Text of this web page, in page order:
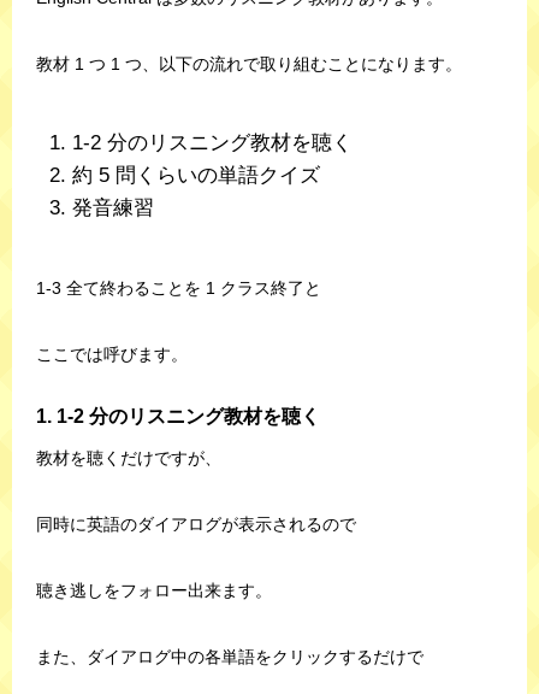
教材 1 つ 1 つ、以下の流れで取り組むことになります。
1-2 分のリスニング教材を聴く
約 5 問くらいの単語クイズ
発音練習
1-3 全て終わることを 1 クラス終了と
ここでは呼びます。
1. 1-2 分のリスニング教材を聴く
教材を聴くだけですが、
同時に英語のダイアログが表示されるので
聴き逃しをフォロー出来ます。
また、ダイアログ中の各単語をクリックするだけで